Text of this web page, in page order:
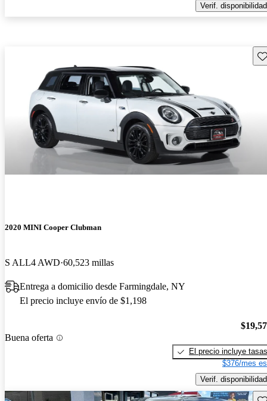
Verif. disponibilidad
2020 MINI Cooper Clubman
S ALL4 AWD 60,523 millas
Entrega a domicilio desde Farmingdale, NY
El precio incluye envío de $1,198
Buena oferta
El precio incluye tasas
$376/mes
Verif. disponibilidad